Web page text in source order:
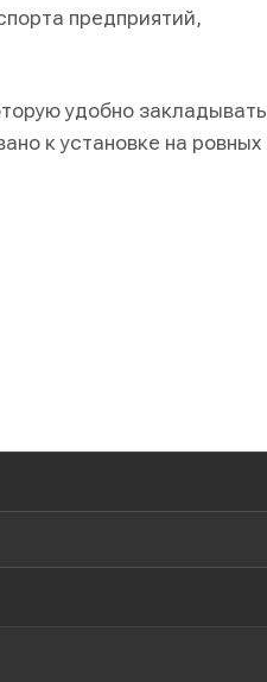
предприятий,
удобно закладывать
к установке на ровных